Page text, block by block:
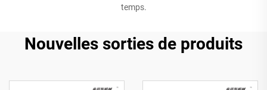
temps.
Nouvelles sorties de produits